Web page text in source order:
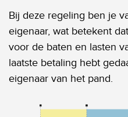
Bij deze regeling ben je
eigenaar, wat betekent
voor de baten en lasten
laatste betaling hebt
eigenaar van het pand.